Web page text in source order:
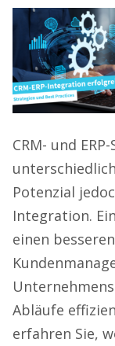
CRM- und
Potenzial
Integration.
einen
Abläufe
erfahren Sie,